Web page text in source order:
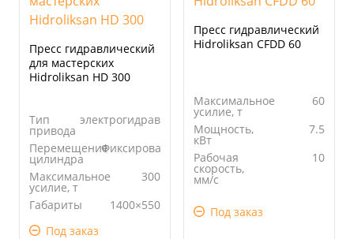
Пресс гидравлический
для мастерских
Hidroliksan HD 300
Тип
привода
электрогидравлический
Перемещение
цилиндра
Фиксированный
Максимальное
усилие, т
300
Габариты
стола, мм
1400×550
Под заказ
Пресс гидравлический
Hidroliksan CFDD 60
Максимальное
усилие, т
60
Мощность,
кВт
7.5
Рабочая
скорость,
мм/с
10
Под заказ